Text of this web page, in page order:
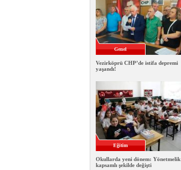
Genel
Vezirköprü CHP’de istifa depremi
yaşandı!
Eğitim
Okullarda yeni dönem: Yönetmelik
kapsamlı şekilde değişti